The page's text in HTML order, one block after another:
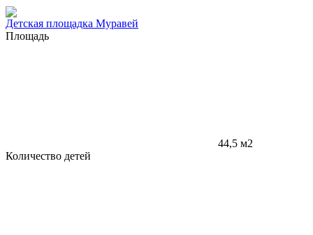
Детская площадка Муравей
Площадь
44,5 м2
Количество детей